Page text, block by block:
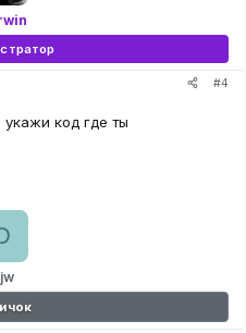
#4
код где ты